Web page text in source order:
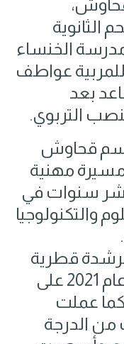
الثانوية
الخنساء
للمربية عواطف
بعد
التربوي.
قحاوش
مهنية
سنوات في
والتكنولوجيا
قطرية
في مجال العلوم، وحصلت عام 2021 على
كما عملت
من الدرجة